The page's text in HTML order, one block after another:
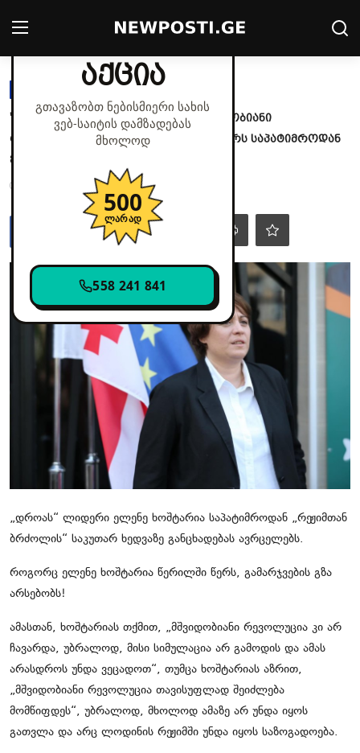
მხოლოდ დღეს
აქცია
გთავაზობთ ნებისმიერი სახის
ვებ‑საიტის დამზადებას
მხოლოდ
500
ლარად
558 241 841
Login
მთავარი
სამართალი
მსოფლიო
ჩვენს შესახებ
ყვითელი პრესა
"არც არჩევნები გამოდის, არც მშვიდობიანი
რევოლუცია, აბა, რა ვქნათ?“ - რას წერს საპატიმროდან
ელენე ხოშტარია?
ოქტ 9, 2025 - 02:52 25
„დროას“ ლიდერი ელენე ხოშტარია საპატიმროდან „რეჟიმთან
ბრძოლის“ საკუთარ ხედვაზე განცხადებას ავრცელებს.
როგორც ელენე ხოშტარია წერილში წერს, გამარჯვების გზა
არსებობს!
ამასთან, ხოშტარიას თქმით, „მშვიდობიანი რევოლუცია კი არ
ჩავარდა, უბრალოდ, მისი სიმულაცია არ გამოდის და ამას
არასდროს უნდა ვეცადოთ“, თუმცა ხოშტარიას აზრით,
„მშვიდობიანი რევოლუცია თავისუფლად შეიძლება
მომწიფდეს“, უბრალოდ, მხოლოდ ამაზე არ უნდა იყოს
გათვლა და არც ლოდინის რეჟიმში უნდა იყოს საზოგადოება.